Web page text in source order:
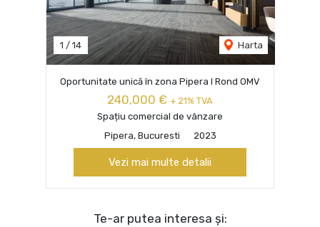
1 / 14 Harta
Oportunitate unică în zona Pipera I Rond OMV
240,000 € + 21% TVA
Spațiu comercial de vânzare
Pipera, Bucuresti
2023
Vezi mai multe detalii
Te-ar putea interesa și: